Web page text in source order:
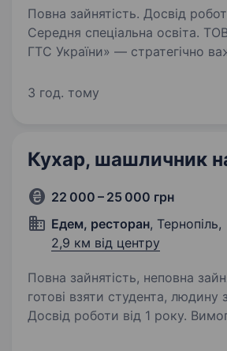
Повна зайнятість. Досвід
Середня спеціальна освіта. ТОВ «Оператор
ГТС України» — стратегічно
та експлуатацію
3 год. тому
Кухар, шашличник
22 000 – 25 000 грн
Едем, ресторан, Тернопіль,
2,9 км від центру
Повна зайнятість, неповна
готові взяти студента, людину
Досвід роботи від 1 року. Вимоги: Вміння